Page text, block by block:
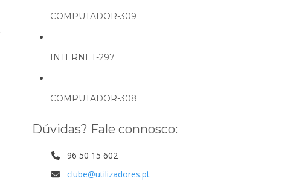
COMPUTADOR-309
INTERNET-297
COMPUTADOR-308
Dúvidas? Fale connosco:
96 50 15 602
clube@utilizadores.pt